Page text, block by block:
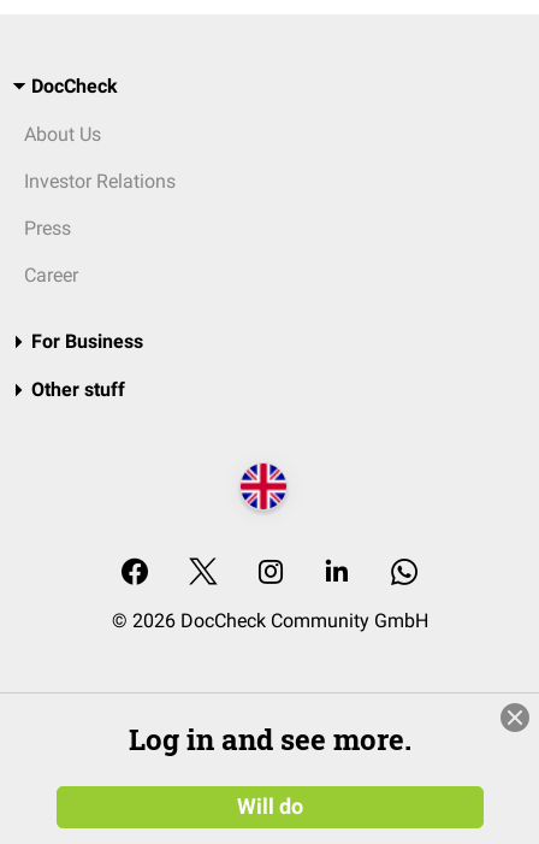
DocCheck
About Us
Investor Relations
Press
Career
For Business
Other stuff
© 2026 DocCheck Community GmbH
Log in and see more.
Will do